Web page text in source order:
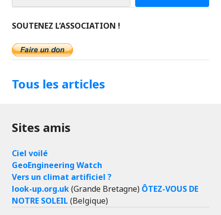
SOUTENEZ L’ASSOCIATION !
Tous les articles
Sites amis
Ciel voilé
GeoEngineering Watch
Vers un climat artificiel ?
look-up.org.uk(Grande Bretagne) ÔTEZ-VOUS DE
NOTRE SOLEIL (Belgique)